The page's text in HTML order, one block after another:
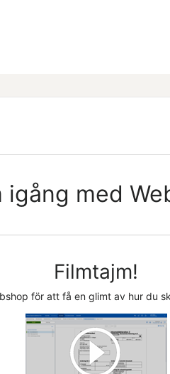
igång med
Filmtajm!
för att få en glimt av hur du